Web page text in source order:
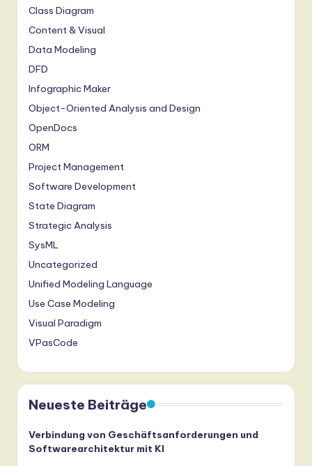
Class Diagram
Content & Visual
Data Modeling
DFD
Infographic Maker
Object-Oriented Analysis and Design
OpenDocs
ORM
Project Management
Software Development
State Diagram
Strategic Analysis
SysML
Uncategorized
Unified Modeling Language
Use Case Modeling
Visual Paradigm
VPasCode
Neueste Beiträge
Verbindung von Geschäftsanforderungen und
Softwarearchitektur mit KI